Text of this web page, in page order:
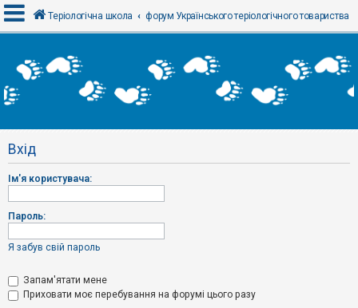
х
і
Р
є
т
р
а
і
Т
Теріологічна школа форум Українського теріологічного товариства
Вхід
Ім'я користувача:
Пароль:
Я забув свій пароль
Запам'ятати мене
Приховати моє перебування на форумі цього разу